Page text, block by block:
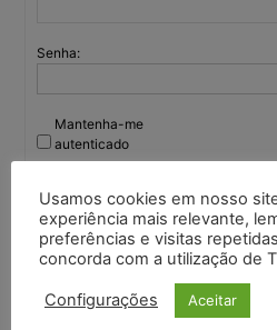
Senha:
Mantenha-me
autenticado
Continuar comGoogle
Usamos cookies em nosso
experiência mais relevante,
preferências e visitas
concorda com a utilização de
Configurações Aceitar